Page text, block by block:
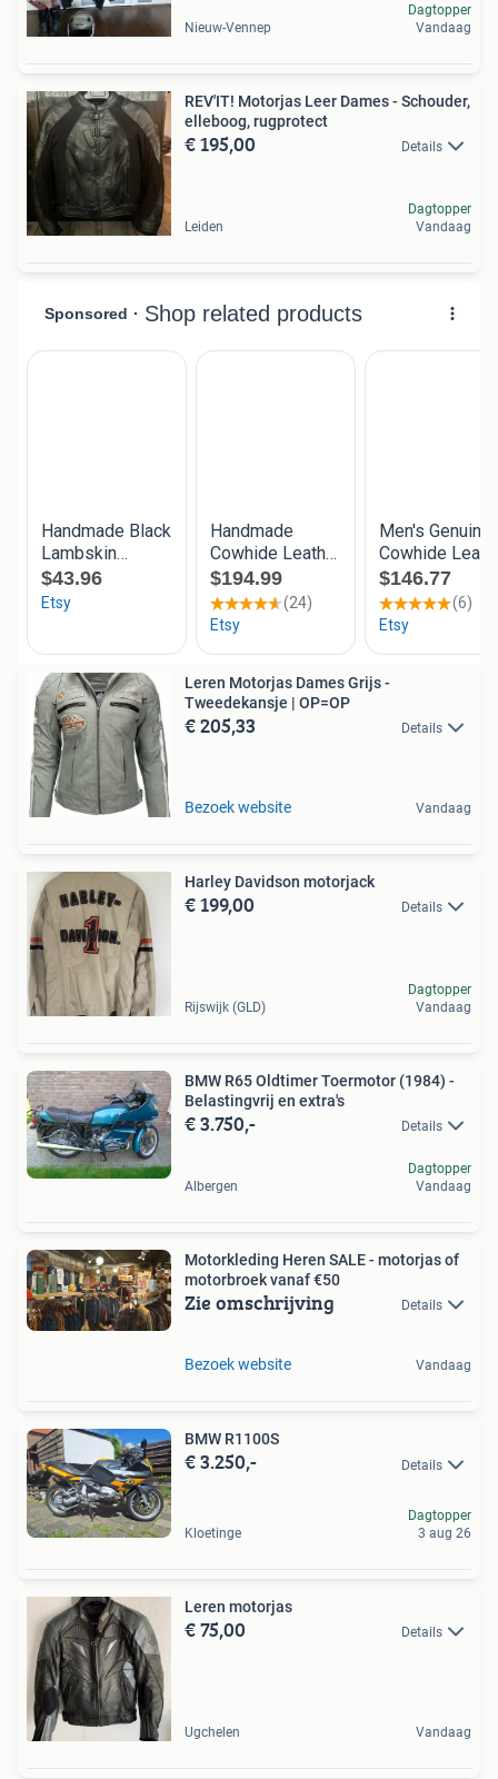
Nieuw-Vennep
Dagtopper
Vandaag
REV'IT! Motorjas Leer Dames - Schouder,
elleboog, rugprotect
€ 195,00 Details
Leiden
Dagtopper
Vandaag
Leren Motorjas Dames Grijs -
Tweedekansje | OP=OP
€ 205,33 Details
Bezoek website Vandaag
Harley Davidson motorjack
€ 199,00 Details
Rijswijk (GLD)
Dagtopper
Vandaag
BMW R65 Oldtimer Toermotor (1984) -
Belastingvrij en extra's
€ 3.750,- Details
Albergen
Dagtopper
Vandaag
Motorkleding Heren SALE - motorjas of
motorbroek vanaf €50
Zie omschrijving Details
Bezoek website Vandaag
BMW R1100S
€ 3.250,- Details
Kloetinge
Dagtopper
3 aug 26
Leren motorjas
€ 75,00 Details
Ugchelen Vandaag